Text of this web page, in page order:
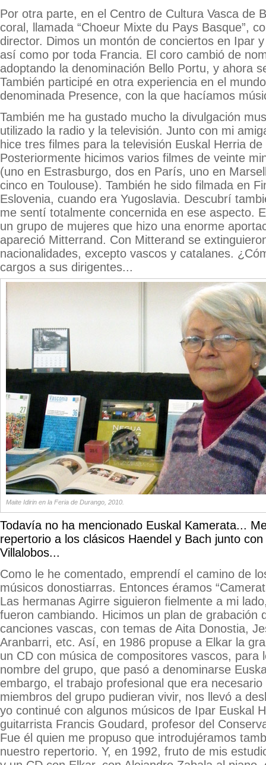
Por otra parte, en el Centro de Cultura Vasca de
coral, llamada “Choeur Mixte du Pays Basque”,
director. Dimos un montón de conciertos en Ipar
así como por toda Francia. El coro cambió de
adoptando la denominación Bello Portu, y ahora
También participé en otra experiencia en el
denominada Presence, con la que hacíamos
También me ha gustado mucho la divulgación
utilizado la radio y la televisión. Junto con mi
hice tres filmes para la televisión Euskal Herria de
Posteriormente hicimos varios filmes de veinte
(uno en Estrasburgo, dos en París, uno en
cinco en Toulouse). También he sido filmada en
Eslovenia, cuando era Yugoslavia. Descubrí
me sentí totalmente concernida en ese aspecto.
un grupo de mujeres que hizo una enorme
apareció Mitterrand. Con Mitterand se
nacionalidades, excepto vascos y catalanes.
cargos a sus dirigentes...
Maite Idirin en la Feria de Durango, 2010.
Todavía no ha mencionado Euskal Kamerata...
repertorio a los clásicos Haendel y Bach junto
Villalobos...
Como le he comentado, emprendí el camino de
músicos donostiarras. Entonces éramos
Las hermanas Agirre siguieron fielmente a mi
fueron cambiando. Hicimos un plan de grabación
canciones vascas, con temas de Aita Donostia,
Aranbarri, etc. Así, en 1986 propuse a Elkar la
un CD con música de compositores vascos, para
nombre del grupo, que pasó a denominarse
embargo, el trabajo profesional que era
miembros del grupo pudieran vivir, nos llevó a
yo continué con algunos músicos de Ipar Euskal
guitarrista Francis Goudard, profesor del
Fue él quien me propuso que introdujéramos
nuestro repertorio. Y, en 1992, fruto de mis